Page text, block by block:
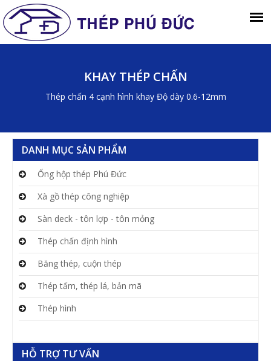
KHAY THÉP CHẤN
Thép chấn 4 cạnh hình khay Độ dày 0.6-12mm
DANH MỤC SẢN PHẨM
Ống hộp thép Phú Đức
Xà gồ thép công nghiệp
Sàn deck - tôn lợp - tôn mỏng
Thép chấn định hình
Băng thép, cuộn thép
Thép tấm, thép lá, bản mã
Thép hình
HỖ TRỢ TƯ VẤN